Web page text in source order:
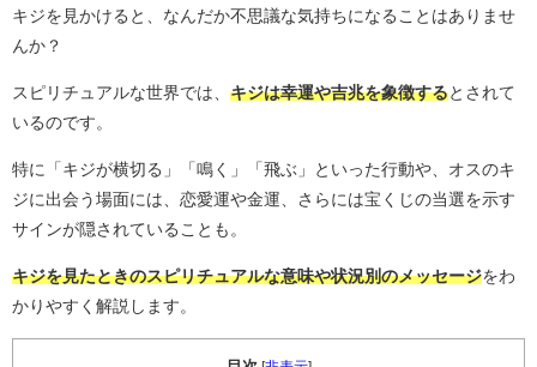
キジを見かけると、なんだか不思議な気持ちになることはありませ
んか？
スピリチュアルな世界では、 キジは幸運や吉兆を象徴する とされて
いるのです。
特に「キジが横切る」「鳴く」「飛ぶ」といった行動や、オスのキ
ジに出会う場面には、恋愛運や金運、さらには宝くじの当選を示す
サインが隠されていることも。
キジを見たときのスピリチュアルな意味や状況別のメッセージをわ
かりやすく解説します。